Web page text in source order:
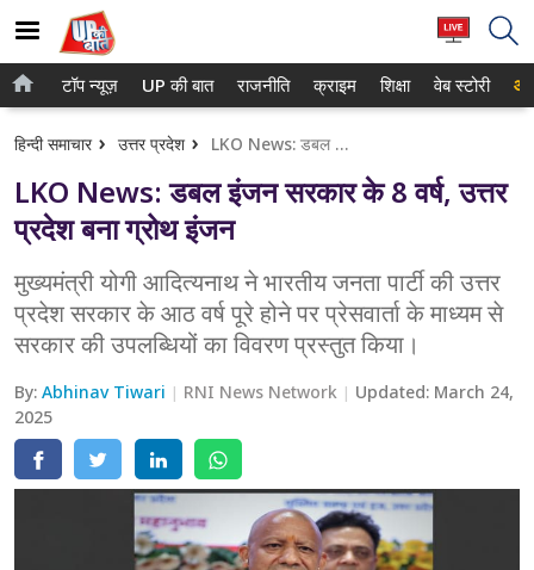
होम
टॉप न्यूज़
UP की बात
क्राइम
शिक्षा
वेब स्टोरी
टॉप न्यूज़ UP की बात राजनीति क्राइम शिक्षा वेब स्टोरी
हिन्दी समाचार उत्तर प्रदेश LKO News: डबल इंजन सरकार के 8 वर्ष, उत्तर प्रदेश बना ग्रोथ इंजन
LKO News: डबल इंजन सरकार के 8 वर्ष, उत्तर
प्रदेश बना ग्रोथ इंजन
मुख्यमंत्री योगी आदित्यनाथ ने भारतीय जनता पार्टी की उत्तर
प्रदेश सरकार के आठ वर्ष पूरे होने पर प्रेसवार्ता के माध्यम से
सरकार की उपलब्धियों का विवरण प्रस्तुत किया।
By:Abhinav Tiwari RNI News Network Updated: March 24,
2025
गाजियाबाद
लखनऊ
वाराणसी
अयोध्या
अलीगढ़